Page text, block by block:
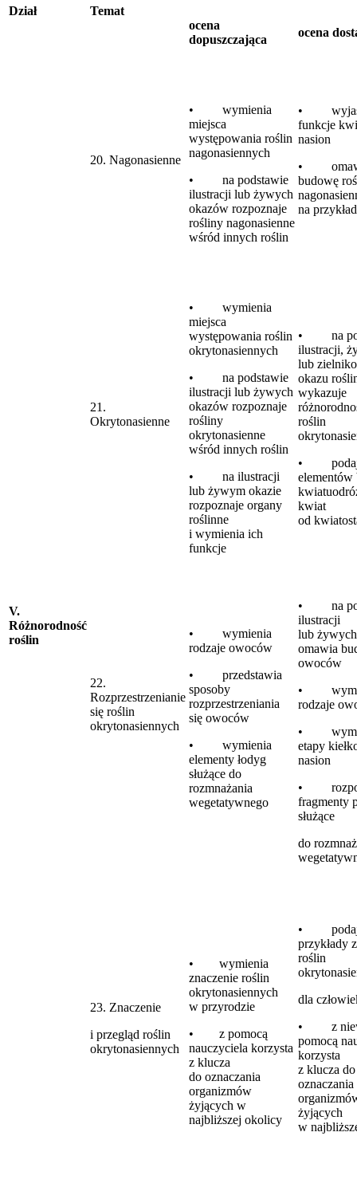
Dział Temat
ocena
dopuszczająca
ocena
V.
Różnorodność
roślin
20. Nagonasienne
• wymienia
miejsca
występowania roślin
nagonasiennych
• na podstawie
ilustracji lub żywych
okazów rozpoznaje
rośliny nagonasienne
wśród innych roślin
•
funkcje
nasion
•
budowę
na
21.
Okrytonasienne
• wymienia
miejsca
występowania roślin
okrytonasiennych
• na podstawie
ilustracji lub żywych
okazów rozpoznaje
rośliny
okrytonasienne
wśród innych roślin
• na ilustracji
lub żywym okazie
rozpoznaje organy
roślinne
i wymienia ich
funkcje
• na
ilustracji,
lub
okazu
wykazuje
roślin
•
kwiat
od
22.
Rozprzestrzenianie
się roślin
okrytonasiennych
• wymienia
rodzaje owoców
• przedstawia
sposoby
rozprzestrzeniania
się owoców
• wymienia
elementy łodyg
służące do
rozmnażania
wegetatywnego
• na
ilustracji
lub
omawia
owoców
•
rodzaje
•
etapy
nasion
•
fragmenty
służące
do
23. Znaczenie
i przegląd roślin
okrytonasiennych
• wymienia
znaczenie roślin
okrytonasiennych
w przyrodzie
• z pomocą
nauczyciela korzysta
z klucza
do oznaczania
organizmów
żyjących w
najbliższej okolicy
•
przykłady
roślin
dla
• z
pomocą
korzysta
z klucza do
oznaczania
żyjących
w